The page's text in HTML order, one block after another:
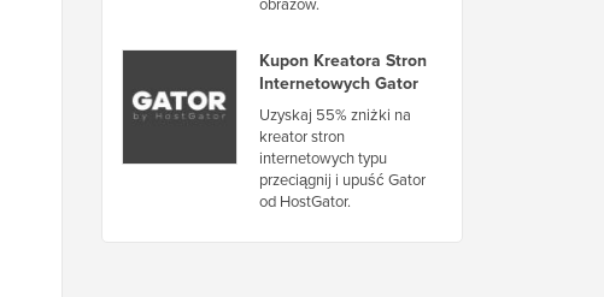
Kupon Kreatora Stron
Internetowych Gator
Uzyskaj 55% zniżki na
kreator stron
internetowych typu
przeciągnij i upuść Gator
od HostGator.